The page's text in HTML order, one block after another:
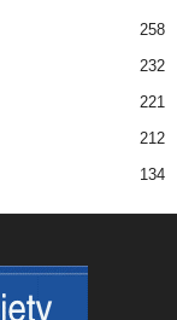
258
232
221
212
134